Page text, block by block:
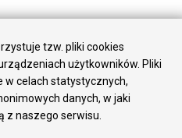
tzw. pliki cookies
użytkowników. Pliki
w celach statystycznych,
danych, w jaki
z naszego serwisu.